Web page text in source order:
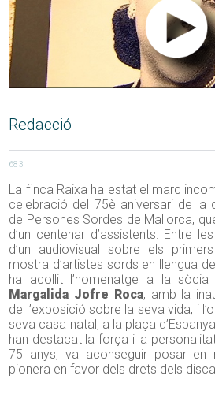
Redacció
683
La finca Raixa ha estat el marc
celebració del 75è aniversari de la
de Persones Sordes de Mallorca,
d’un centenar d’assistents. Entre
d’un audiovisual sobre els
mostra d’artistes sords en llengua
ha acollit l’homenatge a la sòcia
Margalida Jofre Roca, amb la
de l’exposició sobre la seva vida, i
seva casa natal, a la plaça
han destacat la força i la
75 anys, va aconseguir posar en
pionera en favor dels drets dels